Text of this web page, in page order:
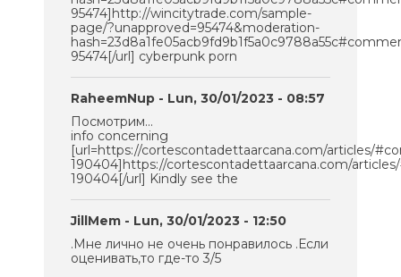
95474]http://wincitytrade.com/sample-
page/?unapproved=95474&moderation-
95474[/url] cyberpunk porn
RaheemNup - Lun, 30/01/2023 - 08:57
Посмотрим...
info concerning
[url=https://cortescontadettaarcana.com/articles/
190404]https://cortescontadettaarcana.com/
190404[/url] Kindly see the
JillMem - Lun, 30/01/2023 - 12:50
.Мне лично не очень понравилось .Если
оценивать,то где-то 3/5